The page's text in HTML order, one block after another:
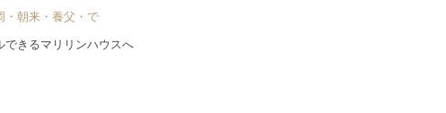
・朝来・養父・で゙
できるマリリンハウスへ